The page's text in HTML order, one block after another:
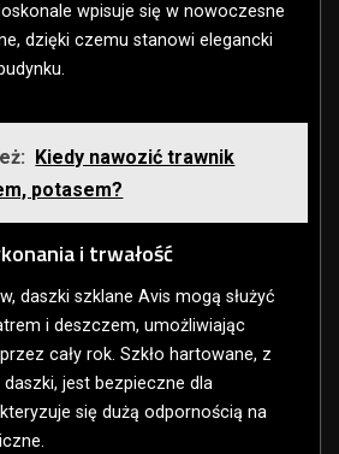
wpisuje się w nowoczesne
dzięki czemu stanowi elegancki
Kiedy nawozić trawnik
potasem?
i trwałość
daszki szklane Avis mogą służyć
i deszczem, umożliwiając
cały rok. Szkło hartowane, z
jest bezpieczne dla
się dużą odpornością na